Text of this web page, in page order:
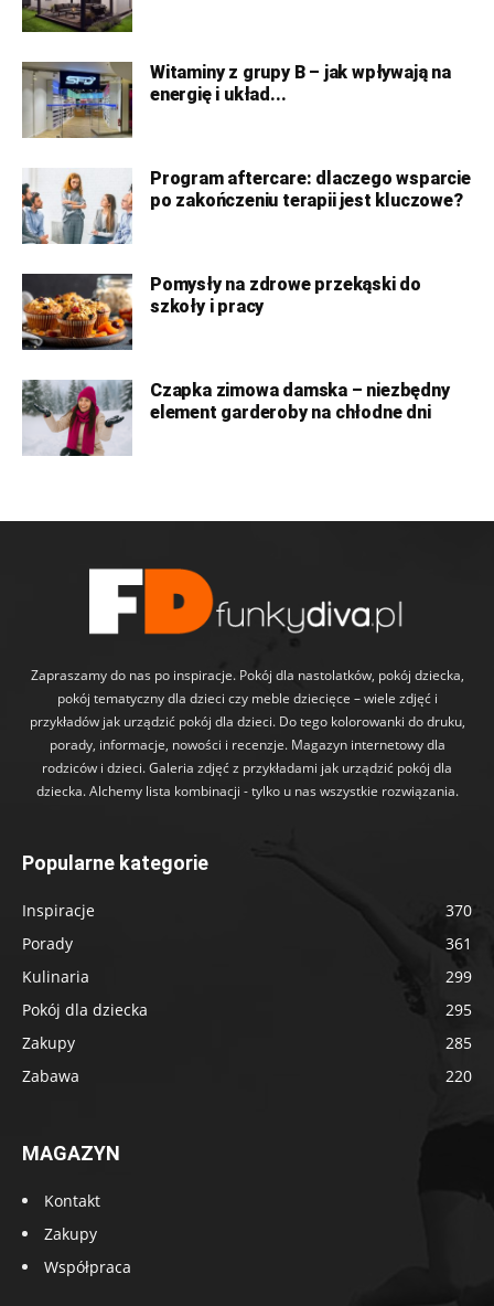
Witaminy z grupy B – jak wpływają na
energię i układ...
Program aftercare: dlaczego wsparcie
po zakończeniu terapii jest kluczowe?
Pomysły na zdrowe przekąski do
szkoły i pracy
Czapka zimowa damska – niezbędny
element garderoby na chłodne dni
Zapraszamy do nas po inspiracje. Pokój dla nastolatków, pokój dziecka,
pokój tematyczny dla dzieci czy meble dziecięce – wiele zdjęć i
przykładów jak urządzić pokój dla dzieci. Do tego kolorowanki do druku,
porady, informacje, nowości i recenzje. Magazyn internetowy dla
rodziców i dzieci. Galeria zdjęć z przykładami jak urządzić pokój dla
dziecka. Alchemy lista kombinacji - tylko u nas wszystkie rozwiązania.
Popularne kategorie
Inspiracje
370
Porady
361
Kulinaria
299
Pokój dla dziecka
295
Zakupy
285
Zabawa
220
MAGAZYN
Kontakt
Zakupy
Współpraca